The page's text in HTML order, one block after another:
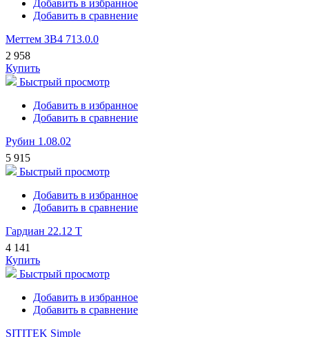
Добавить в избранное
Добавить в сравнение
Меттем ЗВ4 713.0.0
2 958
Купить
Быстрый просмотр
Добавить в избранное
Добавить в сравнение
Рубин 1.08.02
5 915
Быстрый просмотр
Добавить в избранное
Добавить в сравнение
Гардиан 22.12 Т
4 141
Купить
Быстрый просмотр
Добавить в избранное
Добавить в сравнение
SITITEK Simple